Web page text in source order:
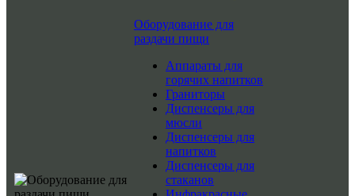
Оборудование для
раздачи пищи
Аппараты для
горячих напитков
Граниторы
Диспенсеры для
мюсли
Диспенсеры для
напитков
Диспенсеры для
стаканов